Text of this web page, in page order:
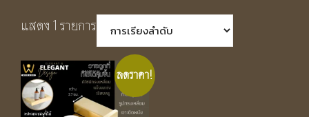
แสดง 1 รายการ
ลดราคา!